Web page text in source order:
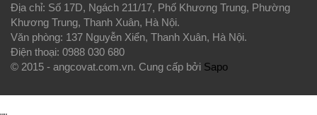
Địa chỉ: Số 17D, Ngách 211/17, Phố Khương Trung, Phường
Khương Trung, Thanh Xuân, Hà Nội.
Văn phòng: 137 Nguyễn Xiển, Thanh Xuân, Hà Nội.
Điện thoại: 0988 030 680
© 2015 - angcovat.com.vn. Cung cấp bởi Sapo